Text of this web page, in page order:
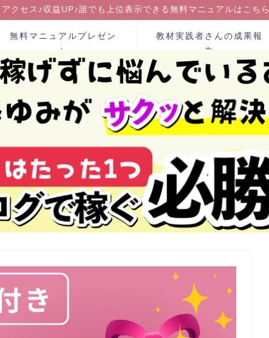
アクセス♪収益UP♪誰でも上位表示できる無料マニュアルはこちら
無料マニュアルプレゼン
ト
教材実践者さんの成果報
告